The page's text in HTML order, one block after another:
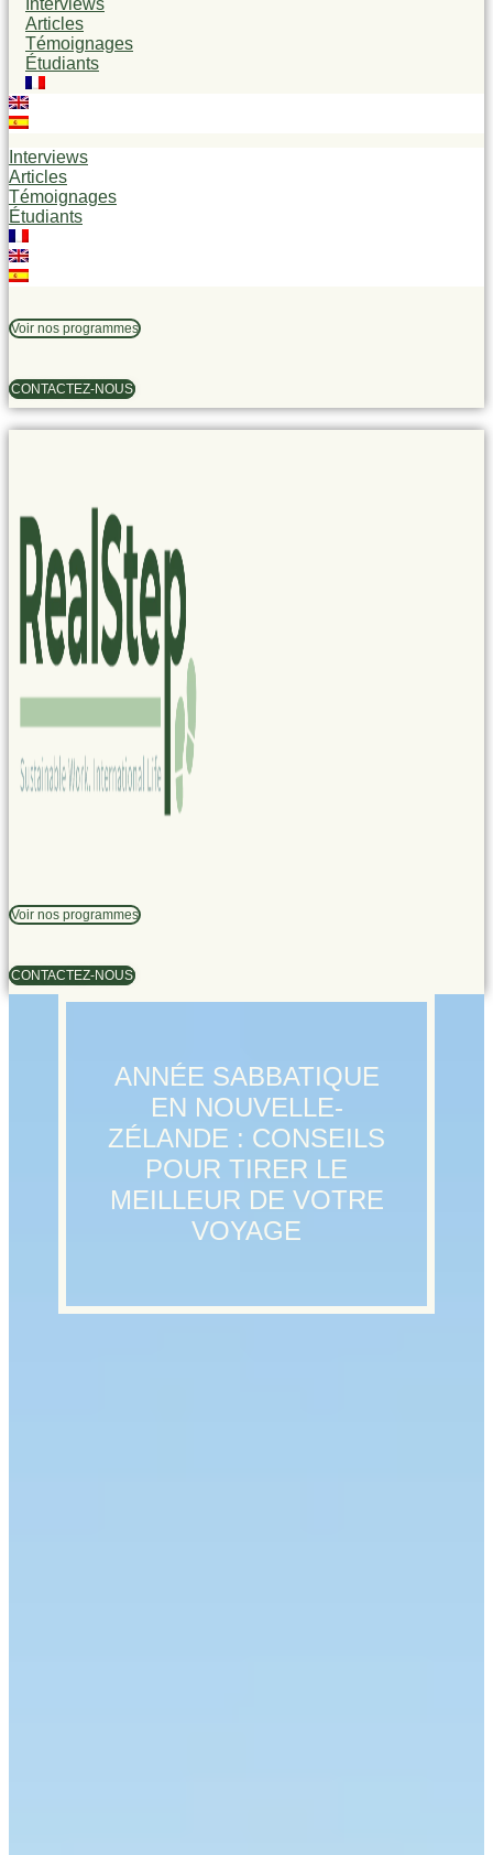
Interviews
Articles
Témoignages
Étudiants
Interviews
Articles
Témoignages
Étudiants
Voir nos programmes
CONTACTEZ-NOUS
Voir nos programmes
CONTACTEZ-NOUS
ANNÉE SABBATIQUE
EN NOUVELLE-
ZÉLANDE : CONSEILS
POUR TIRER LE
MEILLEUR DE VOTRE
VOYAGE